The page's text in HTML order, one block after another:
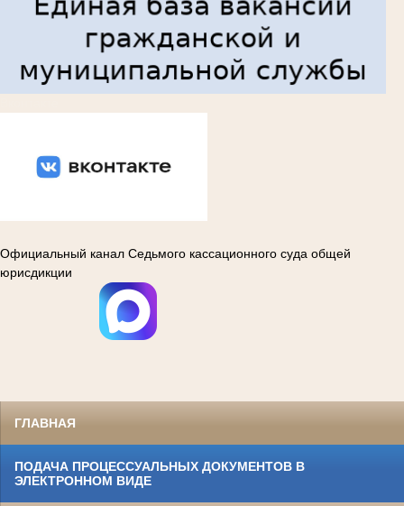
Официальный канал Седьмого кассационного суда общей
юрисдикции
ГЛАВНАЯ
ПОДАЧА ПРОЦЕССУАЛЬНЫХ ДОКУМЕНТОВ В
ЭЛЕКТРОННОМ ВИДЕ